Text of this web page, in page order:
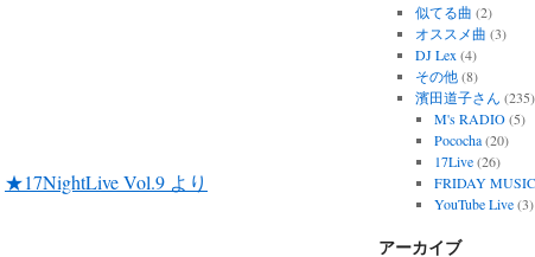
★17NightLive Vol.9 より
似てる曲 (2)
オススメ曲 (3)
DJ Lex (4)
その他(8)
濱田道子さん (235)
M's RADIO(5)
Pococha(20)
17Live(26)
FRIDAY
YouTube Live(3)
アーカイブ